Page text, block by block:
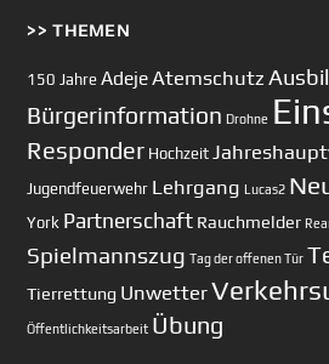
>> THEMEN
150 Jahre AdejeAtemschutz
Bürgerinformation Drohne
Responder Hochzeit
Jugendfeuerwehr Lehrgang Lucas2
York Partnerschaft Rauchmelder
Spielmannszug Tag der offenen Tür
Tierrettung Unwetter
Öffentlichkeitsarbeit Übung